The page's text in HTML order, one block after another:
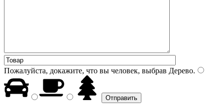
Пожалуйста, докажите, что вы человек, выбрав Дерево.